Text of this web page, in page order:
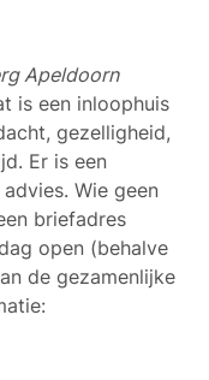
Apeldoorn
is een inloophuis
gezelligheid,
Er is een
Wie geen
briefadres
open (behalve
de gezamenlijke